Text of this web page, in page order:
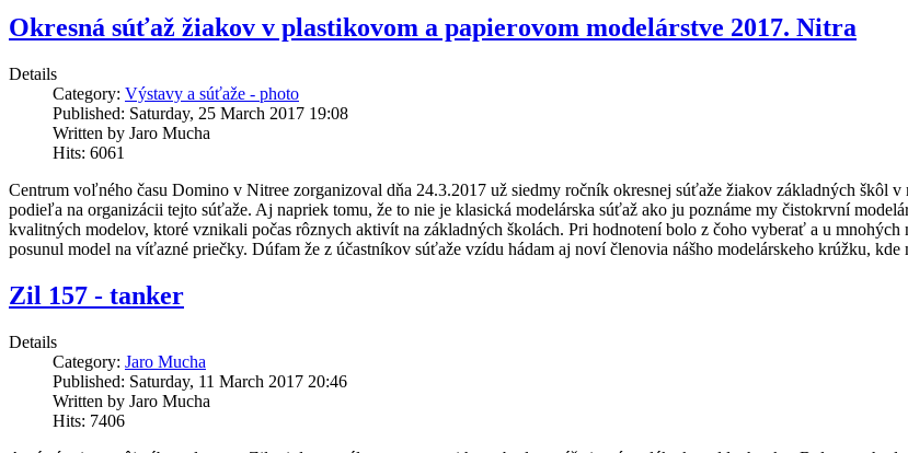
Okresná súťaž žiakov v plastikovom a papierovom modelárstve 2017. Nitra
Details
Category: Výstavy a súťaže - photo
Published: Saturday, 25 March 2017 19:08
Written by Jaro Mucha
Hits: 6061
Centrum voľného času Domino v Nitree zorganizoval dňa 24.3.2017 už siedmy ročník okresnej súťaže žiakov základných škôl
podieľa na organizácii tejto súťaže. Aj napriek tomu, že to nie je klasická modelárska súťaž ako ju poznáme my čistokrvní
kvalitných modelov, ktoré vznikali počas rôznych aktivít na základných školách. Pri hodnotení bolo z čoho vyberať a u
posunul model na víťazné priečky. Dúfam že z účastníkov súťaže vzídu hádam aj noví členovia nášho modelárskeho krúžku,
Zil 157 - tanker
Details
Category: Jaro Mucha
Published: Saturday, 11 March 2017 20:46
Written by Jaro Mucha
Hits: 7406